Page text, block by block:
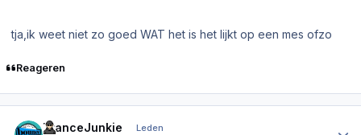
tja,ik weet niet zo goed WAT het is het lijkt op een mes ofzo
Reageren
TranceJunkie Leden